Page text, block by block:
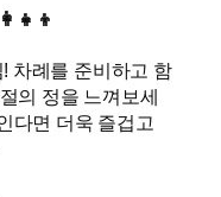
차례를 준비하고 함
의 정을 느껴보세
다면 더욱 즐겁고